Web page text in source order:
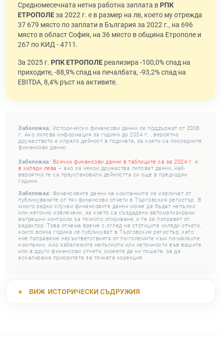
Средномесечната нетна работна заплата в РПК
ЕТРОПОЛЕза 2022 г. е в размер на лв, което му отрежда
37 679 място по заплати в България за 2022 г., на 696
място в област София, на 36 място в община Етрополе и
267 по КИД - 4711.
За 2025 г. РПК ЕТРОПОЛЕ реализира -100,0% спад на
приходите, -88,9% спад на печалбата, -93,2% спад на
EBITDA, 8,4% ръст на активите.
Забележка: Исторически финансови данни се поддържат от 2008
г. Ако липсва информация за години до 2024 г. , вероятно
дружеството е спряло дейност в годината, за която са последните
финансови данни.
Забележка: Всички финансови данни в таблиците са за 2024 г. и
в хиляди лева – ако за някои дружества липсват данни, най-
вероятно те са преустановили дейността си още в предходни
години.
Забележка: Финансовите данни на компаниите се извличат от
публикуваните от тях финансови отчети в Търговския регистър. В
много редки случаи финансовите данни може да бъдат непълни
или неточно извлечени, за което са създадени автоматизирани
вътрешни контроли за тяхното откриване, и те се поправят от
редактор. Това отнема време с оглед на стотиците хиляди отчети,
които всяка година се публикуват в Търговския регистър, като
ние поправяме несъответствията от по-големите към по-малките
компании. Ако забележите непълноти или неточности във вашите
или в други финансови отчети, можете да ни пишете, за да
ескалираме приоритета за тяхната корекция.
ВИЖ ИСТОРИЧЕСКИ СЪДРУЖИЯ